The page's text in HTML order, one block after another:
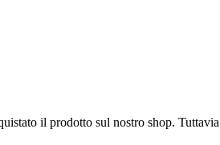
il prodotto sul nostro shop.